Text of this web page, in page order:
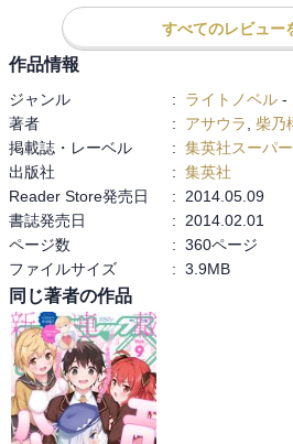
10章ーaでは槍水とのEDだが、ここで
かった。佐藤が色々な女の子に対して迷
れて佐藤にすぐに行ってもいいものだろ
てはまる。モテ男みたいだが実際にモテ
12巻の各章でウジウジしていたのがラス
向けての、準備みたいに見えて良かった
またいつかオルトロスとウッチャンが
しいと切に願う。そして、シリアスなシ
う種類の小説も見てみたい。
すべてのレビュー
作品情報
ジャンル : ライトノベル -
著者
: アサウラ
柴乃
掲載誌・レーベル
: 集英社スーパ
出版社
: 集英社
Reader Store発売日
:
2014.05.09
書誌発売日
:
2014.02.01
ページ数
: 360ページ
ファイルサイズ
: 3.9MB
同じ著者の作品